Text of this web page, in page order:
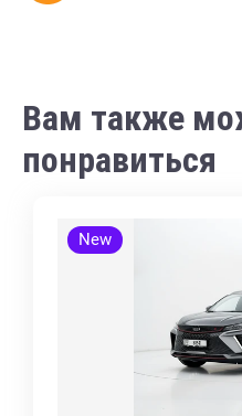
Вам также
понравиться
New